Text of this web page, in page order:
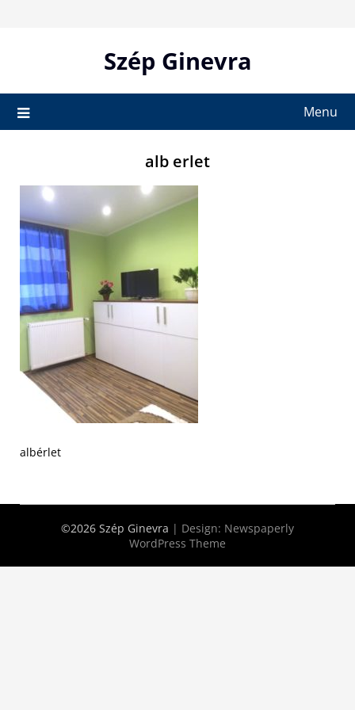
Szép Ginevra
Menu
alb erlet
albérlet
©2026 Szép Ginevra | Design: Newspaperly
WordPress Theme